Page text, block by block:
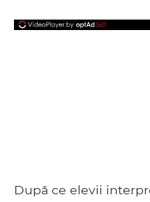
După ce elevii